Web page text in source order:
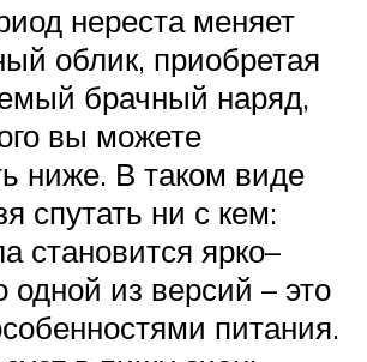
нереста меняет
облик, приобретая
брачный наряд,
вы можете
ниже. В таком виде
спутать ни с кем:
становится ярко–
одной из версий – это
питания.